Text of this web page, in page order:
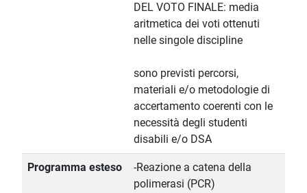
DEL VOTO FINALE: media
aritmetica dei voti ottenuti
nelle singole discipline
sono previsti percorsi,
materiali e/o metodologie di
accertamento coerenti con le
necessità degli studenti
disabili e/o DSA
Programma esteso
-Reazione a catena della
polimerasi (PCR)